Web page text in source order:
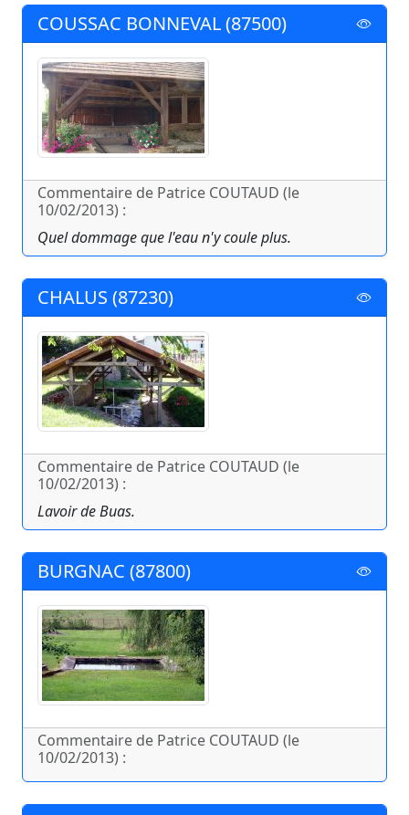
COUSSAC BONNEVAL (87500)
Commentaire de Patrice COUTAUD (le
10/02/2013) :
Quel dommage que l'eau n'y coule plus.
CHALUS (87230)
Commentaire de Patrice COUTAUD (le
10/02/2013) :
Lavoir de Buas.
BURGNAC (87800)
Commentaire de Patrice COUTAUD (le
10/02/2013) :